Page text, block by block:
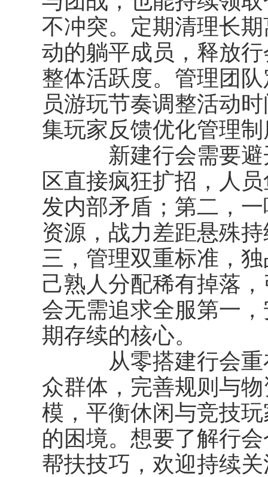
不冲突。定期清理长
动的躺平成员，释放
整体活跃度。管理团
员游玩节奏调整活动
集玩家反馈优化管理
新建行会需要避开
区直接疯狂扩招，人
发内部矛盾；第二，
资源，战力差距悬殊
三，管理双重标准，
己熟人分配稀有掉落
会无需追求全服第一
期存续的核心。
从零搭建行会重在
众群体，完善规则与
模，平衡休闲与竞技
的困境。想要了解行
帮扶技巧，欢迎持续